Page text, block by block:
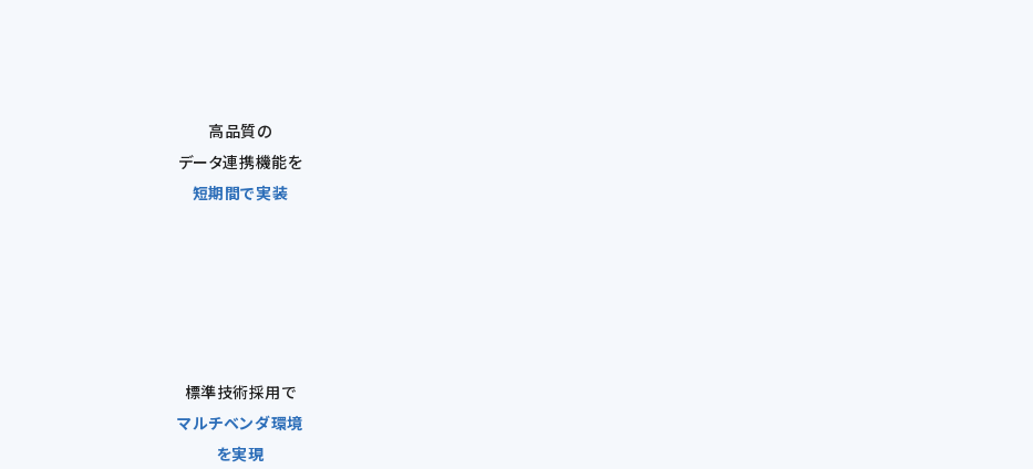
高品質の
データ連携機能を
短期間で実装
標準技術採用で
マルチベンダ環境
を実現